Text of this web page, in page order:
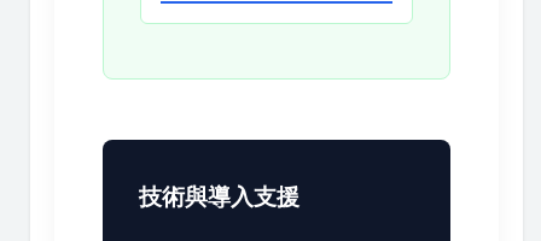
技術與導入支援